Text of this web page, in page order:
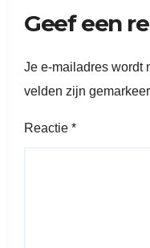
Geef een
Je e-mailadres wordt
velden zijn
Reactie *